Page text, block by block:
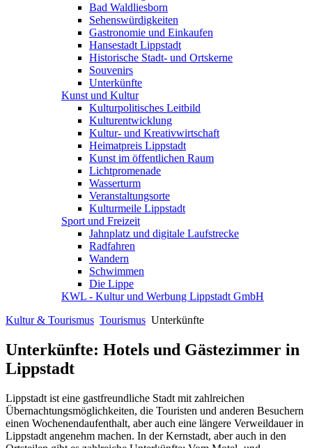
Bad Waldliesborn
Sehenswürdigkeiten
Gastronomie und Einkaufen
Hansestadt Lippstadt
Historische Stadt- und Ortskerne
Souvenirs
Unterkünfte
Kunst und Kultur
Kulturpolitisches Leitbild
Kulturentwicklung
Kultur- und Kreativwirtschaft
Heimatpreis Lippstadt
Kunst im öffentlichen Raum
Lichtpromenade
Wasserturm
Veranstaltungsorte
Kulturmeile Lippstadt
Sport und Freizeit
Jahnplatz und digitale Laufstrecke
Radfahren
Wandern
Schwimmen
Die Lippe
KWL - Kultur und Werbung Lippstadt GmbH
Kultur & Tourismus Tourismus Unterkünfte
Unterkünfte: Hotels und Gästezimmer in
Lippstadt
Lippstadt ist eine gastfreundliche Stadt mit zahlreichen
Übernachtungsmöglichkeiten, die Touristen und anderen Besuchern
einen Wochenendaufenthalt, aber auch eine längere Verweildauer in
Lippstadt angenehm machen. In der Kernstadt, aber auch in den